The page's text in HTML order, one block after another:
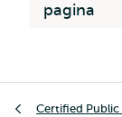
pagina
Certified